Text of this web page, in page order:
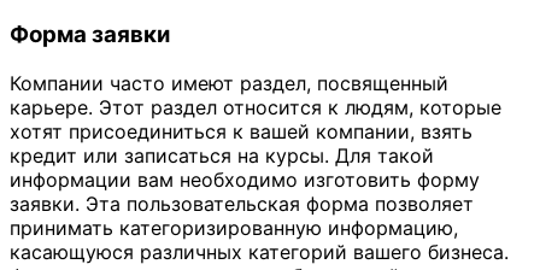
Форма заявки
Компании часто имеют раздел, посвященный
карьере. Этот раздел относится к людям, которые
хотят присоединиться к вашей компании, взять
кредит или записаться на курсы. Для такой
информации вам необходимо изготовить форму
заявки. Эта пользовательская форма позволяет
принимать категоризированную информацию,
касающуюся различных категорий вашего бизнеса.